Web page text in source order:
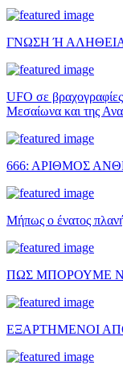
ΓΝΩΣΗ Ή
UFO σε
Μεσαίωνα και της
666: ΑΡΙΘΜΟΣ
Μήπως ο ένατος
ΠΩΣ ΜΠΟΡΟΥΜΕ
ΕΞΑΡΤΗΜΕΝΟΙ